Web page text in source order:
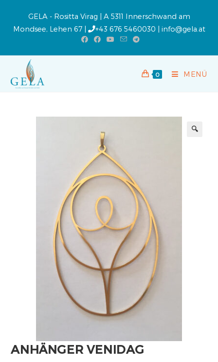
GELA - Rositta Virag | A 5311 Innerschwand am
Mondsee, Lehen 67 |
+43 676 5460030 | info@gela.at
0 MENÜ
ANHÄNGER VENIDAG